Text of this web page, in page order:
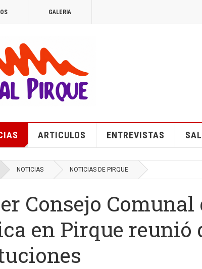
GALERIA
ARTICULOS ENTREVISTAS
NOTICIAS NOTICIAS DE PIRQUE
Consejo
en Pirque reunió